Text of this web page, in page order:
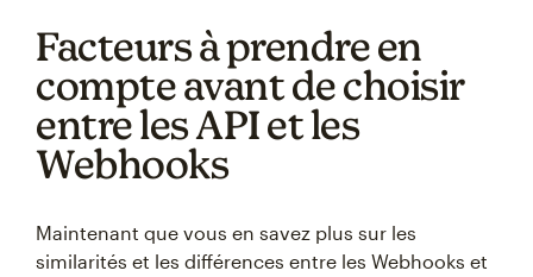
Facteurs à prendre en
compte avant de choisir
entre les API et les
Webhooks
Maintenant que vous en savez plus sur les
similarités et les différences entre les Webhooks et